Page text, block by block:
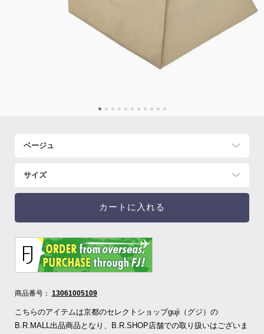
カートに入れる
商品番号： 13061005109
こちらのアイテムは京都のセレクトショップguji（グジ）の
B.R.MALL出品商品となり、B.R.SHOP店舗での取り扱いはございま